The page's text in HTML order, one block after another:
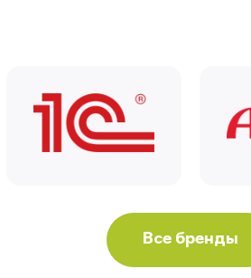
Все бренды